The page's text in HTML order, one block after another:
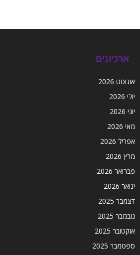
ארכיונים
אוגוסט 2026
יולי 2026
יוני 2026
מאי 2026
אפריל 2026
מרץ 2026
פברואר 2026
ינואר 2026
דצמבר 2025
נובמבר 2025
אוקטובר 2025
ספטמבר 2025